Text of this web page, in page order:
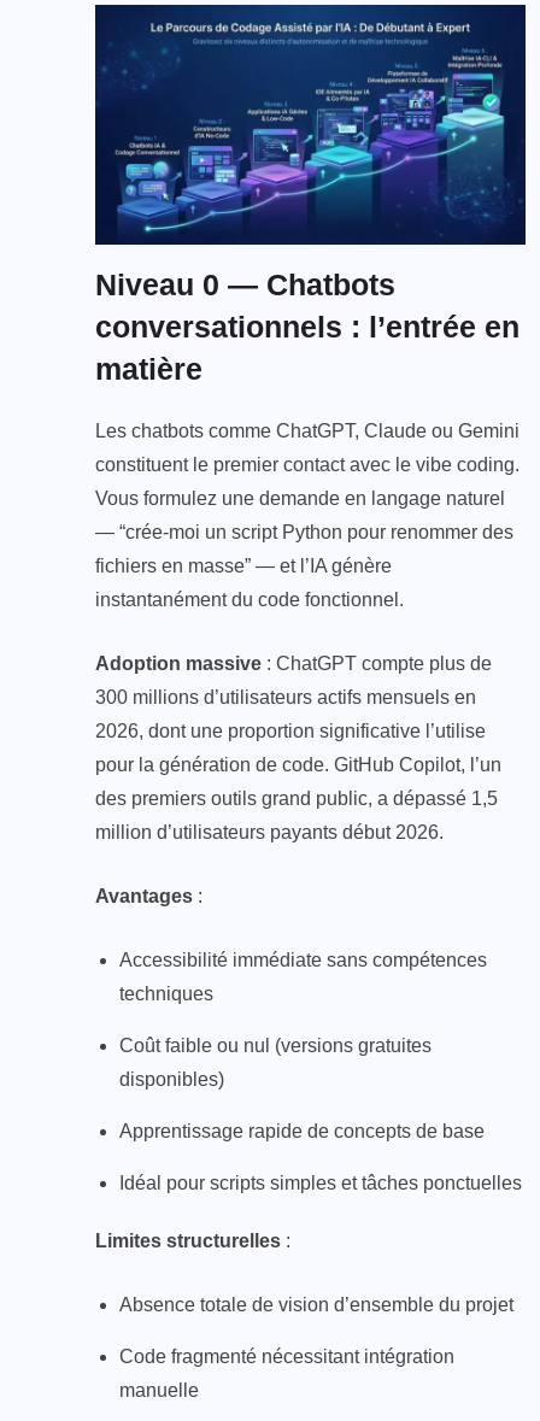
Niveau 0 — Chatbots
conversationnels : l’entrée en
matière
Les chatbots comme ChatGPT, Claude ou Gemini
constituent le premier contact avec le vibe coding.
Vous formulez une demande en langage naturel
— “crée-moi un script Python pour renommer des
fichiers en masse” — et l’IA génère
instantanément du code fonctionnel.
Adoption massive : ChatGPT compte plus de
300 millions d’utilisateurs actifs mensuels en
2026, dont une proportion significative l’utilise
pour la génération de code. GitHub Copilot, l’un
des premiers outils grand public, a dépassé 1,5
million d’utilisateurs payants début 2026.
Avantages :
Accessibilité immédiate sans compétences
techniques
Coût faible ou nul (versions gratuites
disponibles)
Apprentissage rapide de concepts de base
Idéal pour scripts simples et tâches ponctuelles
Limites structurelles :
Absence totale de vision d’ensemble du projet
Code fragmenté nécessitant intégration
manuelle